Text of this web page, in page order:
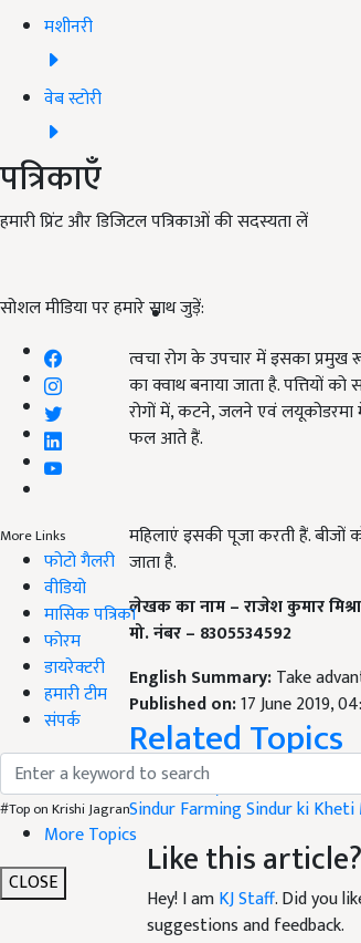
मशीनरी
वेब स्टोरी
पत्रिकाएँ
हमारी प्रिंट और डिजिटल पत्रिकाओं की सदस्यता लें
सोशल मीडिया पर हमारे साथ जुड़ें:
More Links
फोटो गैलरी
वीडियो
मासिक पत्रिका
फोरम
डायरेक्टरी
हमारी टीम
संपर्क
#Top on Krishi Jagran
More Topics
CLOSE
त्वचा रोग के उपचार में इसका प्रमुख
का क्वाथ बनाया जाता है. पत्तियों
रोगों में, कटने, जलने एवं
फल आते हैं.
महिलाएं इसकी पूजा करती हैं.
जाता है.
लेखक का नाम – राजेश कुमार मिश्रा
मो. नंबर – 8305534592
English Summary:Take
Published on:17 June 2019,
Related Topics
Cultivation
Sindur FarmingSindur ki Kheti
Like this article?
Hey! I amKJ Staff. Did you
suggestions and feedback.